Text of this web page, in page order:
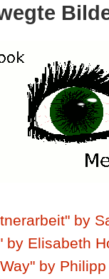
by
by Elisabeth
by